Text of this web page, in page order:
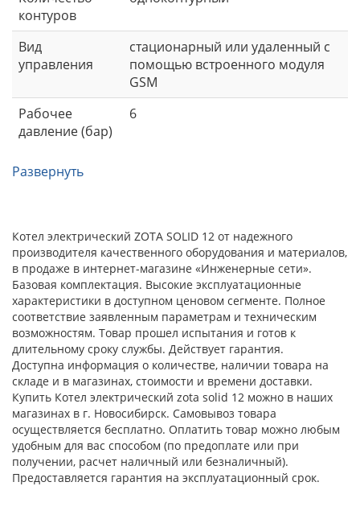
контуров
Вид
управления
стационарный или удаленный с
помощью встроенного модуля
GSM
Рабочее
давление (бар)
6
Развернуть
Котел электрический ZOTA SOLID 12 от надежного
производителя качественного оборудования и материалов,
в продаже в интернет-магазине «Инженерные сети».
Базовая комплектация. Высокие эксплуатационные
характеристики в доступном ценовом сегменте. Полное
соответствие заявленным параметрам и техническим
возможностям. Товар прошел испытания и готов к
длительному сроку службы. Действует гарантия.
Доступна информация о количестве, наличии товара на
складе и в магазинах, стоимости и времени доставки.
Купить Котел электрический zota solid 12 можно в наших
магазинах в г. Новосибирск. Самовывоз товара
осуществляется бесплатно. Оплатить товар можно любым
удобным для вас способом (по предоплате или при
получении, расчет наличный или безналичный).
Предоставляется гарантия на эксплуатационный срок.